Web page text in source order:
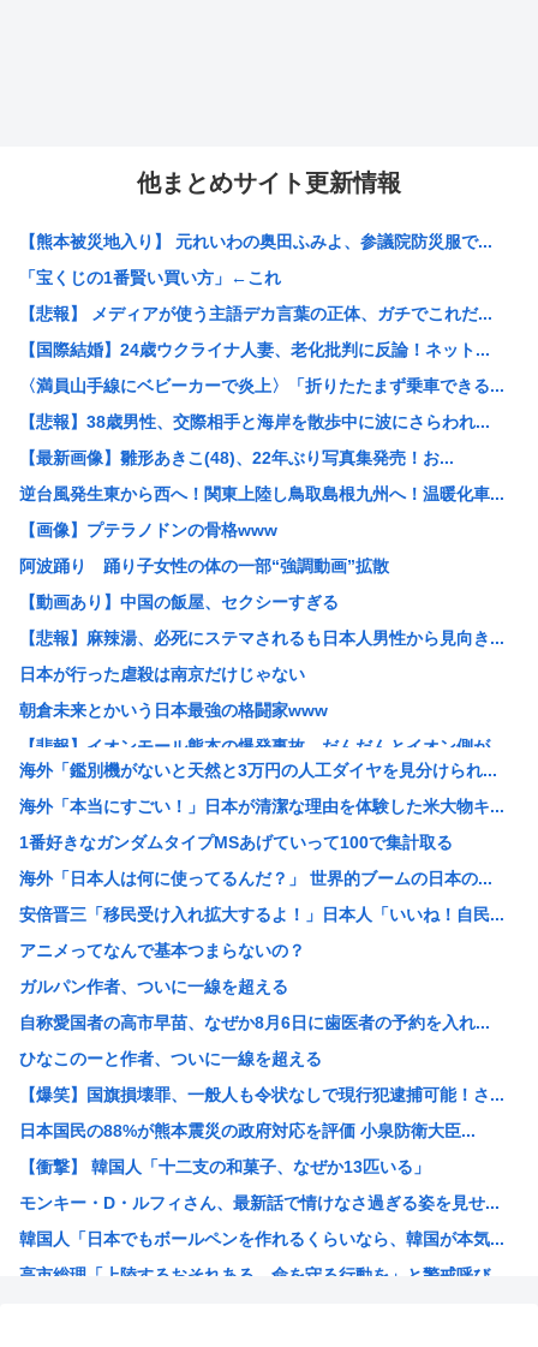
他まとめサイト更新情報
【熊本被災地入り】 元れいわの奥田ふみよ、参議院防災服で...
「宝くじの1番賢い買い方」←これ
【悲報】 メディアが使う主語デカ言葉の正体、ガチでこれだ...
【国際結婚】24歳ウクライナ人妻、老化批判に反論！ネット...
〈満員山手線にベビーカーで炎上〉「折りたたまず乗車できる...
【悲報】38歳男性、交際相手と海岸を散歩中に波にさらわれ...
【最新画像】雛形あきこ(48)、22年ぶり写真集発売！お...
逆台風発生東から西へ！関東上陸し鳥取島根九州へ！温暖化車...
【画像】プテラノドンの骨格www
阿波踊り 踊り子女性の体の一部“強調動画”拡散
【動画あり】中国の飯屋、セクシーすぎる
【悲報】麻辣湯、必死にステマされるも日本人男性から見向き...
日本が行った虐殺は南京だけじゃない
朝倉未来とかいう日本最強の格闘家www
【悲報】イオンモール熊本の爆発事故、だんだんとイオン側が...
【画像】 電車ってこうした方が快適じゃね？
【動画アリ】秋田県職員、ラブホテルから記者会見www
【悲報】「抱かれたくない男」レジェンドの江頭2:50さん...
用意した朝食を息子が食べずに注意したら「お母さんの料理は...
K-POPアイドルの約半数が3年後には姿を消す…損益分岐...
大阪・新御堂筋の鋼管せり上がり 軟弱地盤での実績ない工法...
【悲報】ちいかわ60億円
【悲報】少子化担当大臣ワイ「28歳時点で独身の男女を強制...
【驚愕】『ルパン三世』、初回放送の低迷から再放送32.5...
JR東海「夜行」新幹線が初運行 東京―新大阪、4割女性 ...
【原爆の日】中野彰子、高市首相へのヤジを「ゴキブリがいた...
中国製のエアコン、ヨーロッパでバカ売れ
【画像】昨日の銀だこ、８８人しか買えない８８円セールでク...
「日本で1番有名なイギリス人」、これについて少し話そうや
海外「鑑別機がないと天然と3万円の人工ダイヤを見分けられ...
海外「本当にすごい！」日本が清潔な理由を体験した米大物キ...
1番好きなガンダムタイプMSあげていって100で集計取る
海外「日本人は何に使ってるんだ？」 世界的ブームの日本の...
安倍晋三「移民受け入れ拡大するよ！」日本人「いいね！自民...
アニメってなんで基本つまらないの？
ガルパン作者、ついに一線を超える
自称愛国者の高市早苗、なぜか8月6日に歯医者の予約を入れ...
ひなこのーと作者、ついに一線を超える
【爆笑】国旗損壊罪、一般人も令状なしで現行犯逮捕可能！さ...
日本国民の88%が熊本震災の政府対応を評価 小泉防衛大臣...
【衝撃】 韓国人「十二支の和菓子、なぜか13匹いる」
モンキー・D・ルフィさん、最新話で情けなさ過ぎる姿を見せ...
韓国人「日本でもボールペンを作れるくらいなら、韓国が本気...
高市総理「上陸するおそれある。命を守る行動を」と警戒呼び...